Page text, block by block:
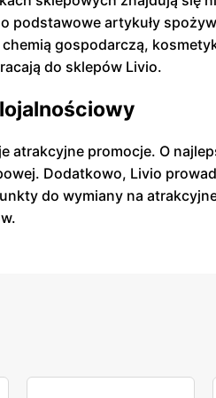
artykuły
gospodarczą,
do sklepów Livio.
promocje. O
Dodatkowo, Livio
do wymiany na